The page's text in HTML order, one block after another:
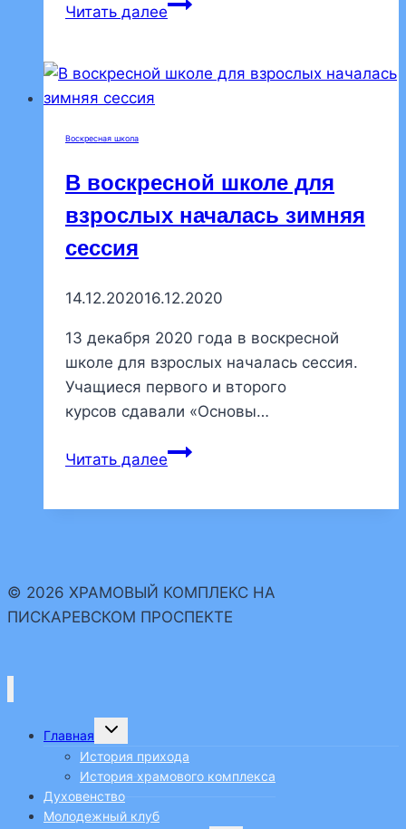
Читать далее
школе
Воскресная школа
В воскресной школе для
взрослых началась зимняя
сессия
14.12.202016.12.2020
13 декабря 2020 года в воскресной
школе для взрослых началась сессия.
Учащиеся первого и второго
курсов сдавали «Основы…
Читать далееВ
зимняя
сессия
© 2026 ХРАМОВЫЙ КОМПЛЕКС НА
ПИСКАРЕВСКОМ ПРОСПЕКТЕ
Главная
Переключить
меню
История прихода
История храмового комплекса
Духовенство
Молодежный клуб